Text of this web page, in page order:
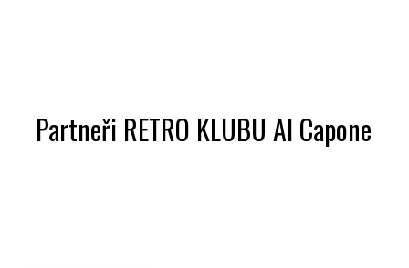
Partneři RETRO KLUBU Al Capone